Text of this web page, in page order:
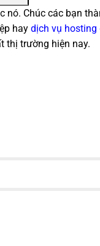
nó. Chúc các bạn
hay dịch vụ hosting
thị trường hiện nay.